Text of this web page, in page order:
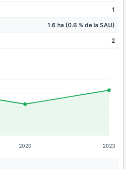
1
1.6 ha (0.6 % de la SAU)
2
2020 2023